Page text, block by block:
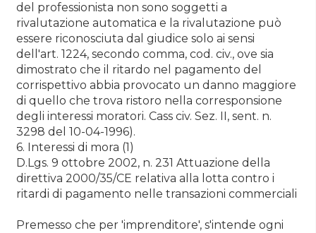
del professionista non sono soggetti a
rivalutazione automatica e la rivalutazione può
essere riconosciuta dal giudice solo ai sensi
dell'art. 1224, secondo comma, cod. civ., ove sia
dimostrato che il ritardo nel pagamento del
corrispettivo abbia provocato un danno maggiore
di quello che trova ristoro nella corresponsione
degli interessi moratori. Cass civ. Sez. II, sent. n.
3298 del 10-04-1996).
6. Interessi di mora (1)
D.Lgs. 9 ottobre 2002, n. 231 Attuazione della
direttiva 2000/35/CE relativa alla lotta contro i
ritardi di pagamento nelle transazioni commerciali
Premesso che per 'imprenditore', s'intende ogni